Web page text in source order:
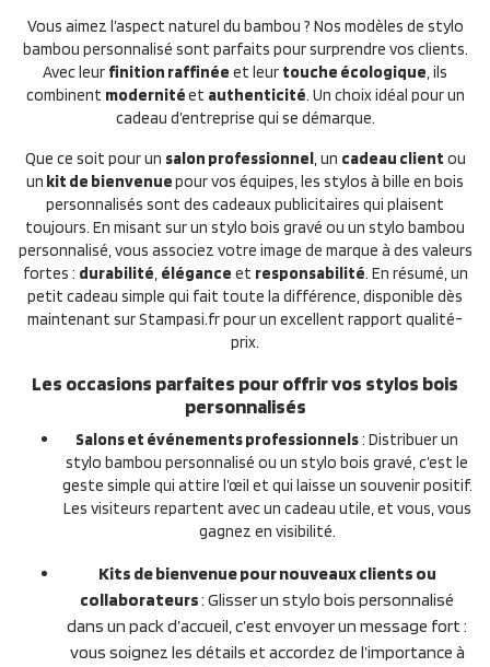
Vous aimez l’aspect naturel du bambou ? Nos modèles de stylo
bambou personnalisé sont parfaits pour surprendre vos clients.
Avec leur finition raffinée et leur touche écologique, ils
combinent modernitéet authenticité. Un choix idéal pour un
cadeau d’entreprise qui se démarque.
Que ce soit pour un salon professionnel, un cadeau client ou
un kit de bienvenuepour vos équipes, les stylos à bille en bois
personnalisés sont des cadeaux publicitaires qui plaisent
toujours. En misant sur un stylo bois gravé ou un stylo bambou
personnalisé, vous associez votre image de marque à des valeurs
fortes : durabilité, élégance et responsabilité. En résumé, un
petit cadeau simple qui fait toute la différence, disponible dès
maintenant sur Stampasi.fr pour un excellent rapport qualité-
prix.
Les occasions parfaites pour offrir vos stylos bois
personnalisés
Salons et événements professionnels: Distribuer un
stylo bambou personnalisé ou un stylo bois gravé, c’est le
geste simple qui attire l’œil et qui laisse un souvenir positif.
Les visiteurs repartent avec un cadeau utile, et vous, vous
gagnez en visibilité.
Kits de bienvenue pour nouveaux clients ou
collaborateurs: Glisser un stylo bois personnalisé
dans un pack d’accueil, c’est envoyer un message fort :
vous soignez les détails et accordez de l’importance à